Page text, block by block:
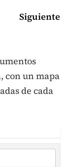
Siguiente
con un mapa
de cada